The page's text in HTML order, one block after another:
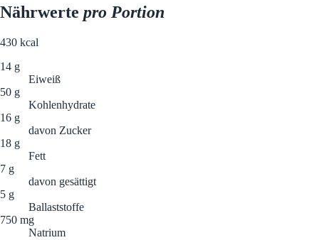
Nährwerte pro Portion
430 kcal
14 g
Eiweiß
50 g
Kohlenhydrate
16 g
davon Zucker
18 g
Fett
7 g
davon gesättigt
5 g
Ballaststoffe
750 mg
Natrium